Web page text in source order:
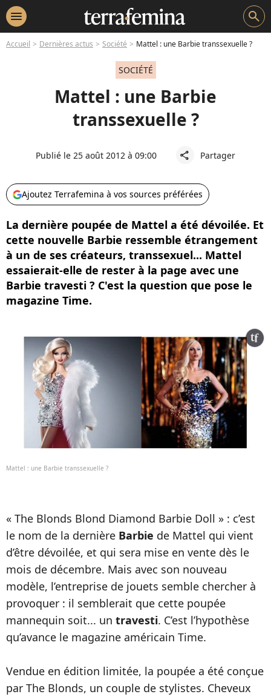
menu search
Accueil Dernières actus Société Mattel : une Barbie transsexuelle ?
SOCIÉTÉ
Mattel : une Barbie
transsexuelle ?
Publié le 25 août 2012 à 09:00 share Partager
Ajoutez Terrafemina à vos sources préférées
La dernière poupée de Mattel a été dévoilée. Et
cette nouvelle Barbie ressemble étrangement
à un de ses créateurs, transsexuel... Mattel
essaierait-elle de rester à la page avec une
Barbie travesti ? C'est la question que pose le
magazine Time.
Mattel : une Barbie transsexuelle ?
« The Blonds Blond Diamond Barbie Doll » : c’est
le nom de la dernière Barbie de Mattel qui vient
d’être dévoilée, et qui sera mise en vente dès le
mois de décembre. Mais avec son nouveau
modèle, l’entreprise de jouets semble chercher à
provoquer : il semblerait que cette poupée
mannequin soit... un travesti. C’est l’hypothèse
qu’avance le magazine américain Time.
Vendue en édition limitée, la poupée a été conçue
par The Blonds, un couple de stylistes. Cheveux